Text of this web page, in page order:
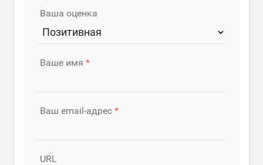
Ваша оценка
Ваше имя
Ваш email-адрес
URL